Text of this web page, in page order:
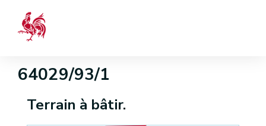
64029/93/1
Terrain à bâtir.